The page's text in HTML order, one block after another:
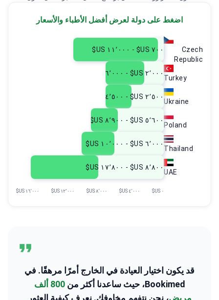
اضغط على دولة لعرض أفضل الأطباء والأسعار
Czech
Republic
Turkey
Ukraine
Poland
Thailand
UAE
٧٠٠ US$ - ١١٬٠٠٠ US$
٢٬٠٠٠ US$ - ٦٬٠٠٠ US$
٢٬٥٠٠ US$ - ٤٬٥٠٠ US$
٥٬٦٠٠ US$ - ٨٬٩٠٠ US$
٦٬٠٠٠ US$ - ١٠٬٠٠٠ US$
٨٬٨٠٠ US$ - ١٧٬٨٠٠ US$
٠ US$ ٤٬٠٠٠ US$ ٨٬٠٠٠ US$ ١٢٬٠٠٠ US$ ١٦٬٠٠٠ US$
قد يكون اختيار العيادة في الخارج أمرًا مرهقًا. في
Bookimed، حيث ساعدنا أكثر من
800 ألف
مريض، نحن نتفهم مخاوفك. نعرف كيفية العثور